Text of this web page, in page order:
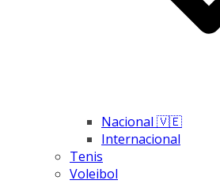
Nacional 🇻🇪
Internacional
Tenis
Voleibol